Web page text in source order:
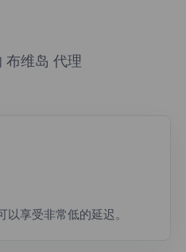
布维岛 代理
以享受非常低的延迟。